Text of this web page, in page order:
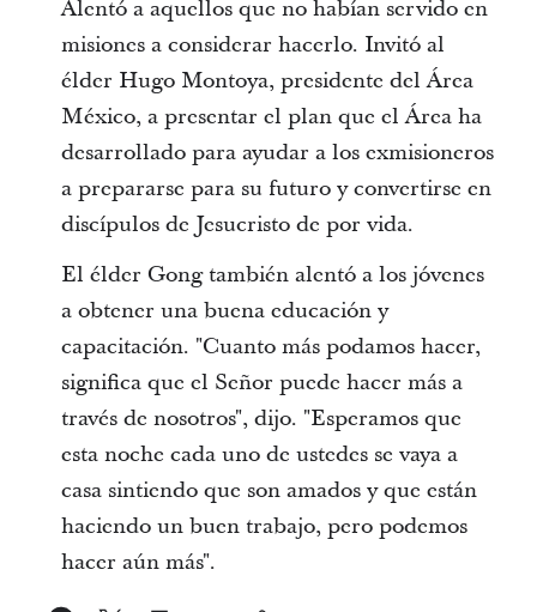
Alentó a aquellos que no habían servido en
misiones a considerar hacerlo. Invitó al
élder Hugo Montoya, presidente del Área
México, a presentar el plan que el Área ha
desarrollado para ayudar a los exmisioneros
a prepararse para su futuro y convertirse en
discípulos de Jesucristo de por vida.
El élder Gong también alentó a los jóvenes
a obtener una buena educación y
capacitación. "Cuanto más podamos hacer,
significa que el Señor puede hacer más a
través de nosotros", dijo. "Esperamos que
esta noche cada uno de ustedes se vaya a
casa sintiendo que son amados y que están
haciendo un buen trabajo, pero podemos
hacer aún más".